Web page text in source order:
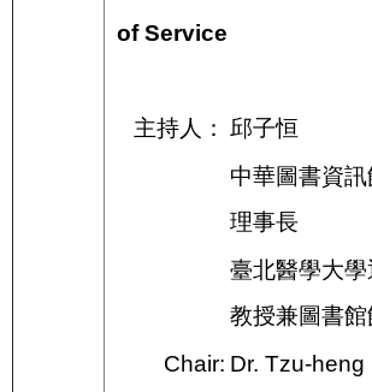
of Service
主持人： 邱子恒
中華圖書資
理事長
臺北醫學大
教授兼圖書
Chair: Dr. Tzu-heng